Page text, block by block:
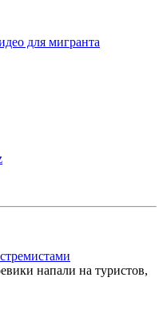
для мигранта
напали на туристов,